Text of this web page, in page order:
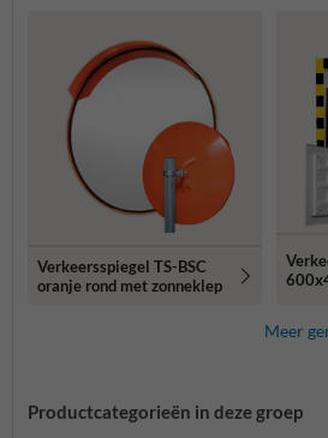
Verkeersspiegel TS-BSC
oranje rond met zonneklep
Meer
Productcategorieën in deze groep